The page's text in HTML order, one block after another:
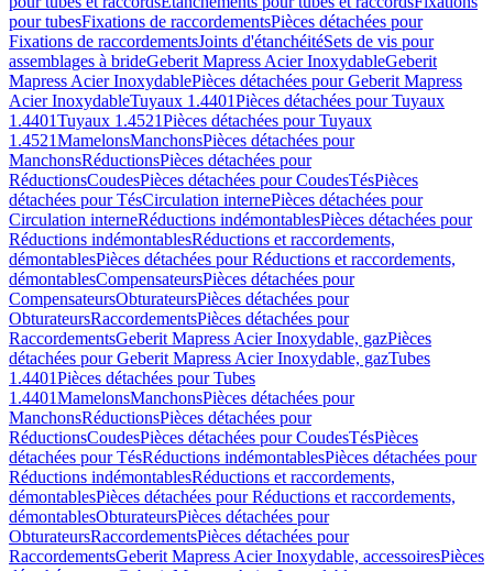
pour tubesFixations de raccordementsPièces détachées pour
Fixations de raccordementsJoints d'étanchéitéSets de vis pour
assemblages à brideGeberit Mapress Acier InoxydableGeberit
Mapress Acier InoxydablePièces détachées pour Geberit Mapress
Acier InoxydableTuyaux 1.4401Pièces détachées pour Tuyaux
1.4401Tuyaux 1.4521Pièces détachées pour Tuyaux
1.4521MamelonsManchonsPièces détachées pour
ManchonsRéductionsPièces détachées pour
RéductionsCoudesPièces détachées pour CoudesTésPièces
détachées pour TésCirculation internePièces détachées pour
Circulation interneRéductions indémontablesPièces détachées pour
Réductions indémontablesRéductions et raccordements,
démontablesPièces détachées pour Réductions et raccordements,
démontablesCompensateursPièces détachées pour
CompensateursObturateursPièces détachées pour
ObturateursRaccordementsPièces détachées pour
RaccordementsGeberit Mapress Acier Inoxydable, gazPièces
détachées pour Geberit Mapress Acier Inoxydable, gazTubes
1.4401Pièces détachées pour Tubes
1.4401MamelonsManchonsPièces détachées pour
ManchonsRéductionsPièces détachées pour
RéductionsCoudesPièces détachées pour CoudesTésPièces
détachées pour TésRéductions indémontablesPièces détachées pour
Réductions indémontablesRéductions et raccordements,
démontablesPièces détachées pour Réductions et raccordements,
démontablesObturateursPièces détachées pour
ObturateursRaccordementsPièces détachées pour
RaccordementsGeberit Mapress Acier Inoxydable, accessoiresPièces